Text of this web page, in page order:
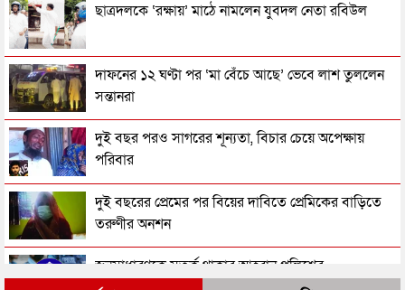
ছাত্রদলকে ‘রক্ষায়’ মাঠে নামলেন যুবদল নেতা রবিউল
দাফনের ১২ ঘণ্টা পর ‘মা বেঁচে আছে’ ভেবে লাশ তুললেন
সন্তানরা
দুই বছর পরও সাগরের শূন্যতা, বিচার চেয়ে অপেক্ষায়
পরিবার
দুই বছরের প্রেমের পর বিয়ের দাবিতে প্রেমিকের বাড়িতে
তরুণীর অনশন
জনসাধারণকে সতর্ক থাকার আহ্বান পুলিশের